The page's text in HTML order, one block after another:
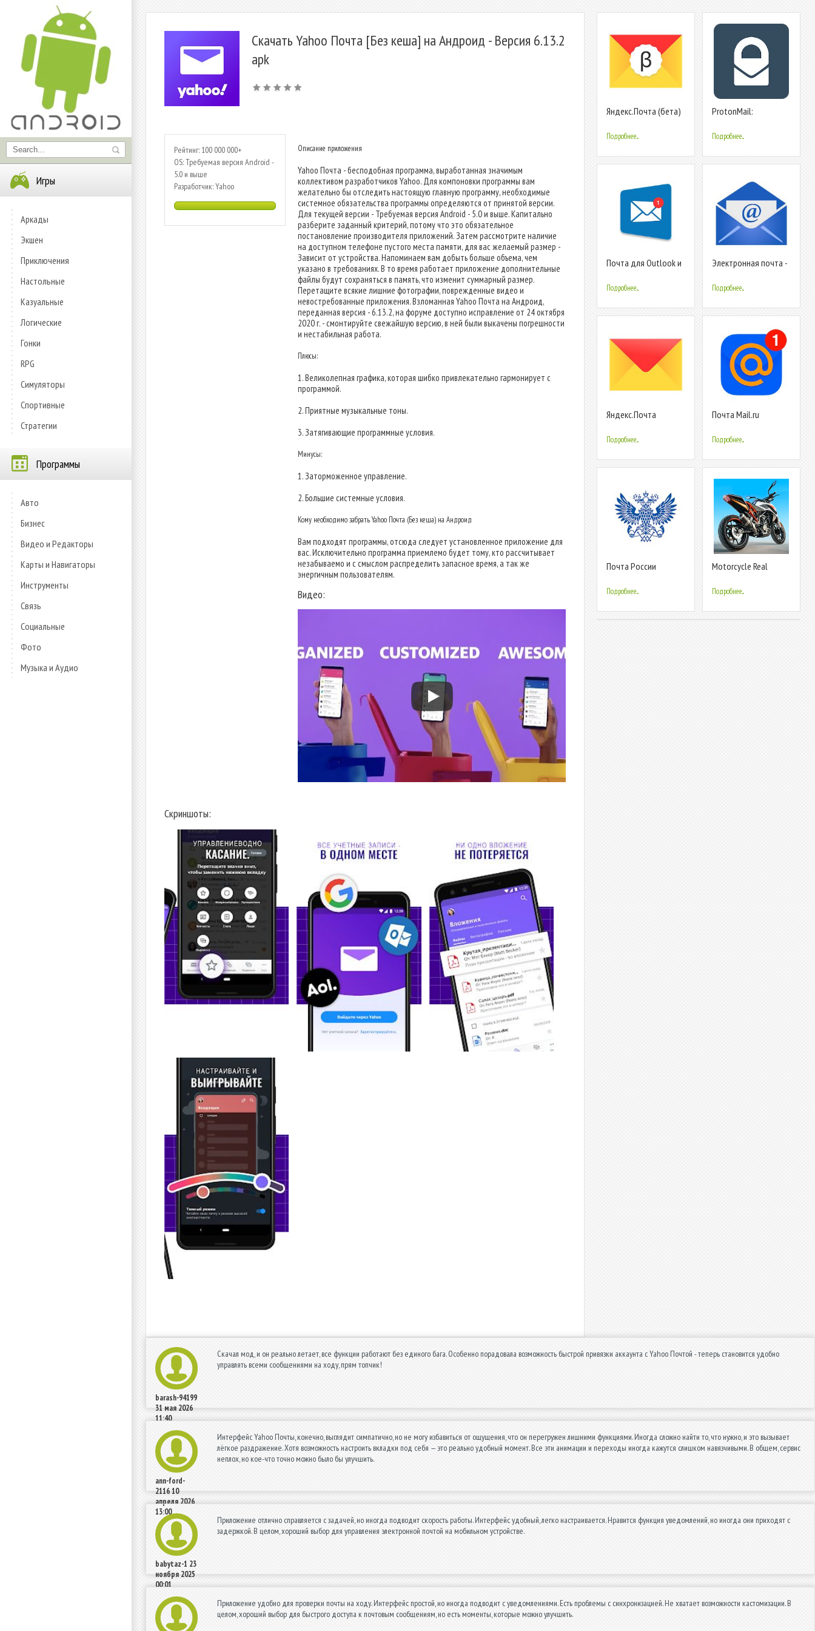
Игры
Аркады
Экшен
Приключения
Настольные
Казуальные
Логические
Гонки
RPG
Симуляторы
Спортивные
Стратегии
Программы
Авто
Бизнес
Видео и Редакторы
Карты и Навигаторы
Инструменты
Связь
Социальные
Фото
Музыка и Аудио
Скачать Yahoo Почта [Без кеша] на Андроид - Версия 6.13.2
apk
Рейтинг: 100 000 000+
OS: Требуемая версия Android -
5.0 и выше
Разработчик: Yahoo
Описание приложения
Yahoo Почта - бесподобная программа, выработанная значимым
коллективом разработчиков Yahoo. Для компоновки программы вам
желательно бы отследить настоящую главную программу, необходимые
системное обязательства программы определяются от принятой версии.
Для текущей версии - Требуемая версия Android - 5.0 и выше. Капитально
разберите заданный критерий, потому что это обязательное
постановление производителя приложений. Затем рассмотрите наличие
на доступном телефоне пустого места памяти, для вас желаемый размер -
Зависит от устройства. Напоминаем вам добыть больше объема, чем
указано в требованиях. В то время работает приложение дополнительные
файлы будут сохраняться в память, что изменит суммарный размер.
Перетащите всякие лишние фотографии, поврежденные видео и
невостребованные приложения. Взломанная Yahoo Почта на Андроид,
переданная версия - 6.13.2, на форуме доступно исправление от 24 октября
2020 г. - смонтируйте свежайшую версию, в ней были выкачены погрешности
и нестабильная работа.
Плюсы:
1. Великолепная графика, которая шибко привлекательно гармонирует с
программой.
2. Приятные музыкальные тоны.
3. Затягивающие программные условия.
Минусы:
1. Заторможенное управление.
2. Большие системные условия.
Кому необходимо забрать Yahoo Почта (Без кеша) на Андроид
Вам подходят программы, отсюда следует установленное приложение для
вас. Исключительно программа приемлемо будет тому, кто рассчитывает
незабываемо и с смыслом распределить запасное время, а так же
энергичным пользователям.
Видео:
Скриншоты:
Яндекс.Почта (бета)
Подробнее...
ProtonMail:
электронная почта
Подробнее...
Почта для Outlook и
Подробнее...
Электронная почта -
Подробнее...
Яндекс.Почта
Подробнее...
Почта Mail.ru
Подробнее...
Почта России
Подробнее...
Motorcycle Real
Подробнее...
barash-94199
31 мая 2026
11:40
Скачал мод, и он реально летает, все функции работают без единого бага. Особенно порадовала возможность быстрой привязки аккаунта с Yahoo Почтой - теперь становится удобно
управлять всеми сообщениями на ходу, прям топчик!
ann-ford-
211610
апреля 2026
13:00
Интерфейс Yahoo Почты, конечно, выглядит симпатично, но не могу избавиться от ощущения, что он перегружен лишними функциями. Иногда сложно найти то, что нужно, и это вызывает
лёгкое раздражение. Хотя возможность настроить вкладки под себя — это реально удобный момент. Все эти анимации и переходы иногда кажутся слишком навязчивыми. В общем, сервис
неплох, но кое-что точно можно было бы улучшить.
babytaz-1 23
ноября 2025
00:01
Приложение отлично справляется с задачей, но иногда подводит скорость работы. Интерфейс удобный, легко настраивается. Нравится функция уведомлений, но иногда они приходят с
задержкой. В целом, хороший выбор для управления электронной почтой на мобильном устройстве.
Приложение удобно для проверки почты на ходу. Интерфейс простой, но иногда подводит с уведомлениями. Есть проблемы с синхронизацией. Не хватает возможности кастомизации. В
целом, хороший выбор для быстрого доступа к почтовым сообщениям, но есть моменты, которые можно улучшить.